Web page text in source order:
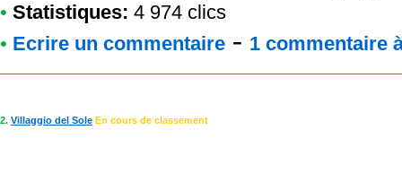
• Statistiques: 4 974 clics
• Ecrire un commentaire - 1 commentaire
2. Villaggio del Sole En cours de classement